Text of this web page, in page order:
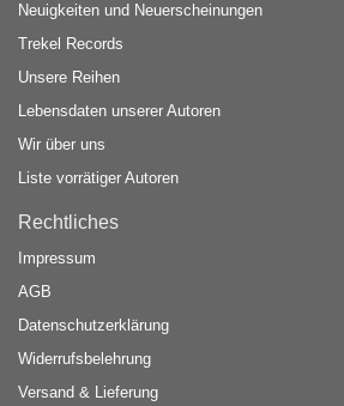
Neuigkeiten und Neuerscheinungen
Trekel Records
Unsere Reihen
Lebensdaten unserer Autoren
Wir über uns
Liste vorrätiger Autoren
Rechtliches
Impressum
AGB
Datenschutzerklärung
Widerrufsbelehrung
Versand & Lieferung